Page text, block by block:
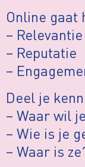
Online gaat
– Relevantie
– Reputatie
–
Deel je
– Waar wil
– Wie is je
– Waar is